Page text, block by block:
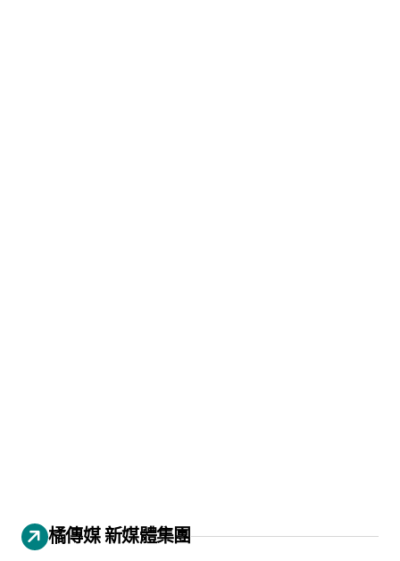
橘傳媒 新媒體集團